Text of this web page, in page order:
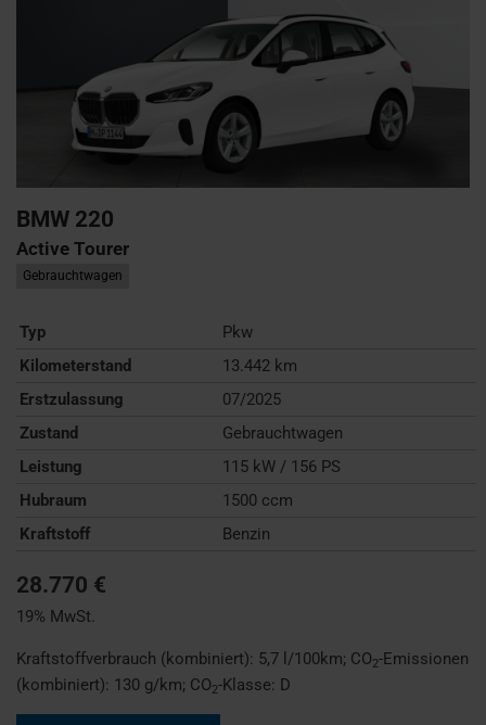
BMW 220
Active Tourer
Gebrauchtwagen
Typ
Pkw
Kilometerstand
13.442 km
Erstzulassung
07/2025
Zustand
Gebrauchtwagen
Leistung
115 kW / 156 PS
Hubraum
1500 ccm
Kraftstoff
Benzin
28.770 €
19% MwSt.
Kraftstoffverbrauch (kombiniert): 5,7 l/100km; CO2-Emissionen
(kombiniert): 130 g/km; CO2-Klasse: D